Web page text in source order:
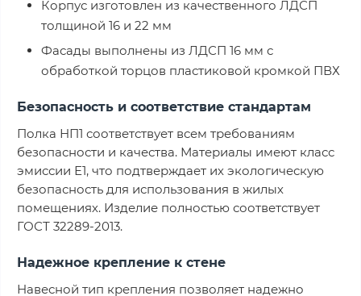
Корпус изготовлен из качественного ЛДСП
толщиной 16 и 22 мм
Фасады выполнены из ЛДСП 16 мм с
обработкой торцов пластиковой кромкой ПВХ
Безопасность и соответствие стандартам
Полка НП1 соответствует всем требованиям
безопасности и качества. Материалы имеют класс
эмиссии Е1, что подтверждает их экологическую
безопасность для использования в жилых
помещениях. Изделие полностью соответствует
ГОСТ 32289-2013.
Надежное крепление к стене
Навесной тип крепления позволяет надежно